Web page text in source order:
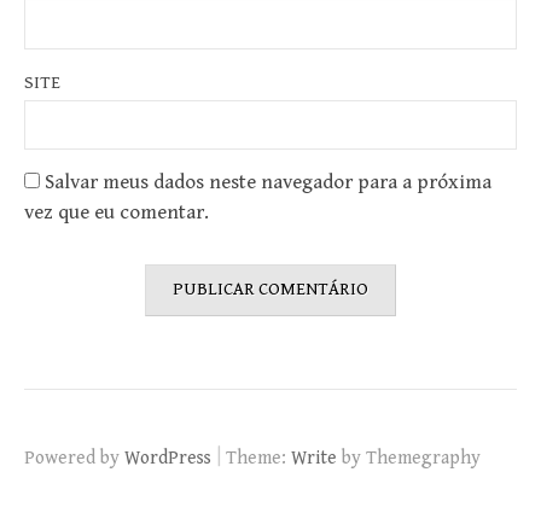
SITE
Salvar meus dados neste navegador para a próxima
vez que eu comentar.
Powered by WordPress Theme: Write by Themegraphy